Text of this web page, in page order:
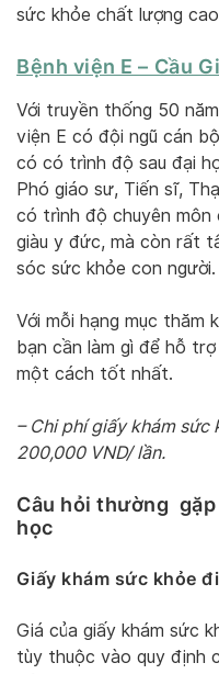
sức khỏe chất lượng
Bệnh viện E – Cầu
Với truyền thống 50
viện E có đội ngũ cán
có có trình độ sau đại
Phó giáo sư, Tiến sĩ,
có trình độ chuyên môn
giàu y đức, mà còn rất
sóc sức khỏe con người.
Với mỗi hạng mục thăm
bạn cần làm gì để hỗ
một cách tốt nhất.
– Chi phí giấy khám sức
200,000 VND/ lần.
Câu hỏi thường
học
Giấy khám sức khỏe
Giá của giấy khám sức
tùy thuộc vào quy định